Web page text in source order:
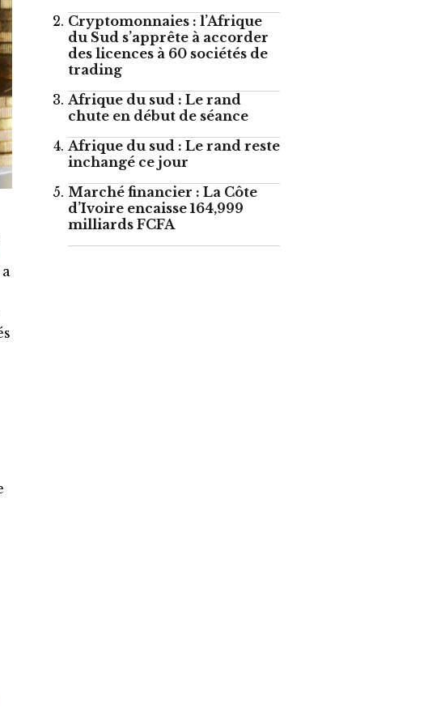
Cryptomonnaies : l’Afrique
du Sud s’apprête à accorder
des licences à 60 sociétés de
trading
Afrique du sud : Le rand
chute en début de séance
Afrique du sud : Le rand reste
inchangé ce jour
Marché financier : La Côte
d’Ivoire encaisse 164,999
milliards FCFA